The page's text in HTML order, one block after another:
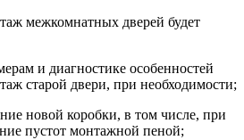
межкомнатных дверей будет
и диагностике особенностей
старой двери, при необходимости;
новой коробки, в том числе, при
пустот монтажной пеной;